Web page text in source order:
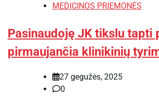
MEDICINOS PRIEMONĖS
Pasinaudoję JK tikslu tapti
pirmaujančia klinikinių
27 gegužės, 2025
0